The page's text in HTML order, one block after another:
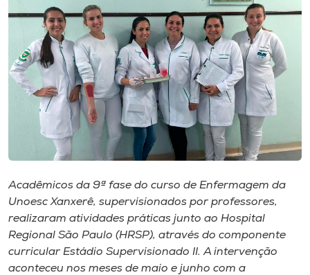
Editora
Rádio
Museu
Unoesc
Selecione
o idioma
Acadêmicos da 9ª fase do curso de Enfermagem da
Unoesc Xanxerê, supervisionados por professores,
realizaram atividades práticas junto ao Hospital
Regional São Paulo (HRSP), através do componente
curricular Estádio Supervisionado II. A intervenção
aconteceu nos meses de maio e junho com a